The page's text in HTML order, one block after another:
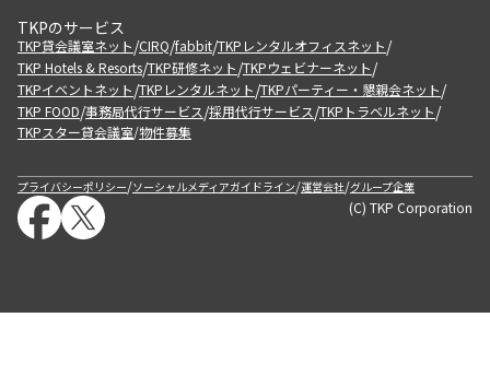
TKPのサービス
TKP貸会議室ネット/CIRQ/fabbit/TKPレンタルオフィスネット/
TKP Hotels & Resorts/TKP研修ネット/TKPウェビナーネット/
TKPイベントネット/TKPレンタルネット/TKPパーティー・懇親会ネット/
TKP FOOD/事務局代行サービス/採用代行サービス/TKPトラベルネット/
TKPスター貸会議室/物件募集
プライバシーポリシー/ソーシャルメディアガイドライン/運営会社/グループ企業
(C) TKP Corporation